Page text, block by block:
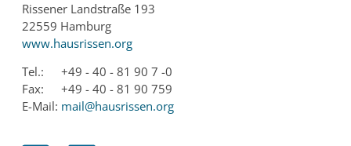
Rissener Landstraße 193
22559 Hamburg
www.hausrissen.org
Tel.:
+49 - 40 - 81 90 7 -0
Fax:
+49 - 40 - 81 90 759
E-Mail: mail@hausrissen.org